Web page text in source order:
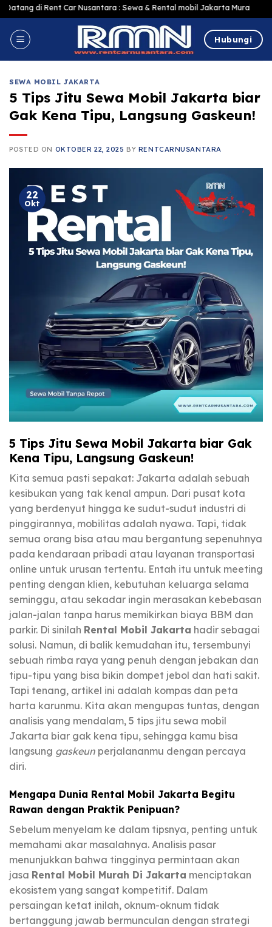
Skip
to
content
Car Nusantara : Sewa & Rental mobil Jakarta Murah Harga
Hubungi
SEWA MOBIL JAKARTA
5 Tips Jitu Sewa Mobil Jakarta biar
Gak Kena Tipu, Langsung Gaskeun!
POSTED ON OKTOBER 22, 2025 BY RENTCARNUSANTARA
22
Okt
5 Tips Jitu Sewa Mobil Jakarta biar Gak
Kena Tipu, Langsung Gaskeun!
Kita semua pasti sepakat: Jakarta adalah sebuah
kesibukan yang tak kenal ampun. Dari pusat kota
yang berdenyut hingga ke sudut-sudut industri di
pinggirannya, mobilitas adalah nyawa. Tapi, tidak
semua orang bisa atau mau bergantung sepenuhnya
pada kendaraan pribadi atau layanan transportasi
online untuk urusan tertentu. Entah itu untuk meeting
penting dengan klien, kebutuhan keluarga selama
seminggu, atau sekadar ingin merasakan kebebasan
jalan-jalan tanpa harus memikirkan biaya BBM dan
parkir. Di sinilah Rental Mobil Jakarta hadir sebagai
solusi. Namun, di balik kemudahan itu, tersembunyi
sebuah rimba raya yang penuh dengan jebakan dan
tipu-tipu yang bisa bikin dompet jebol dan hati sakit.
Tapi tenang, artikel ini adalah kompas dan peta
harta karunmu. Kita akan mengupas tuntas, dengan
analisis yang mendalam, 5 tips jitu sewa mobil
Jakarta biar gak kena tipu, sehingga kamu bisa
langsung gaskeun perjalananmu dengan percaya
diri.
Mengapa Dunia Rental Mobil Jakarta Begitu
Rawan dengan Praktik Penipuan?
Sebelum menyelam ke dalam tipsnya, penting untuk
memahami akar masalahnya. Analisis pasar
menunjukkan bahwa tingginya permintaan akan
jasa Rental Mobil Murah Di Jakarta menciptakan
ekosistem yang sangat kompetitif. Dalam
persaingan ketat inilah, oknum-oknum tidak
bertanggung jawab bermunculan dengan strategi